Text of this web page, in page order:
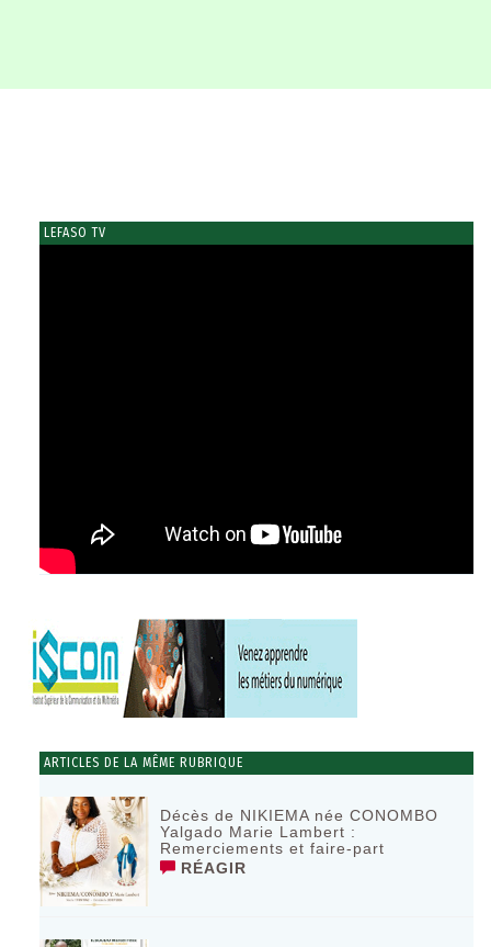
LEFASO TV
ARTICLES DE LA MÊME RUBRIQUE
Décès de NIKIEMA née CONOMBO
Yalgado Marie Lambert :
Remerciements et faire-part
RÉAGIR